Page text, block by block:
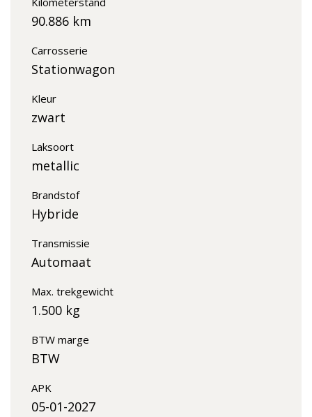
90.886 km
Carrosserie
Stationwagon
Kleur
zwart
Laksoort
metallic
Brandstof
Hybride
Transmissie
Automaat
Max. trekgewicht
1.500 kg
BTW marge
BTW
APK
05-01-2027